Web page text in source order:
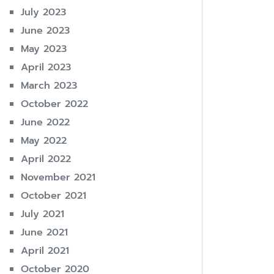
July 2023
June 2023
May 2023
April 2023
March 2023
October 2022
June 2022
May 2022
April 2022
November 2021
October 2021
July 2021
June 2021
April 2021
October 2020